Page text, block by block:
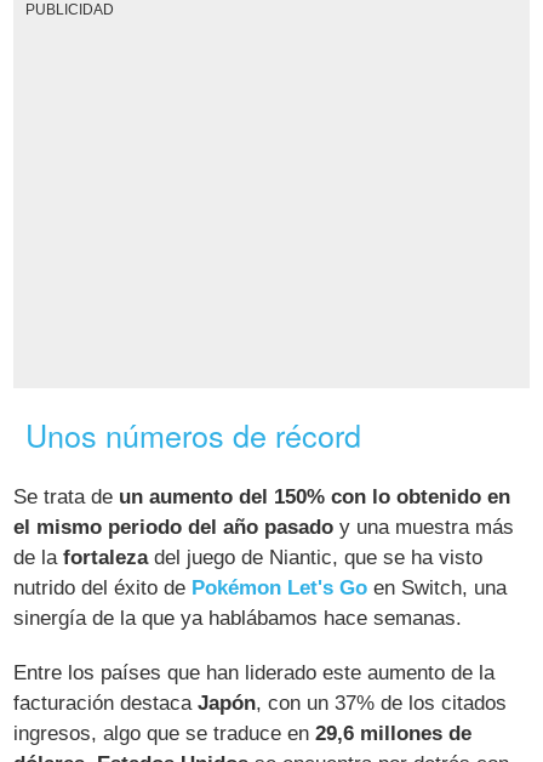
PUBLICIDAD
Unos números de récord
Se trata de un aumento del 150% con lo obtenido en
el mismo periodo del año pasado y una muestra más
de lafortalezadel juego de Niantic, que se ha visto
nutrido del éxito de Pokémon Let's Go en Switch, una
sinergía de la que ya hablábamos hace semanas.
Entre los países que han liderado este aumento de la
facturación destacaJapón, con un 37% de los citados
ingresos, algo que se traduce en 29,6 millones de